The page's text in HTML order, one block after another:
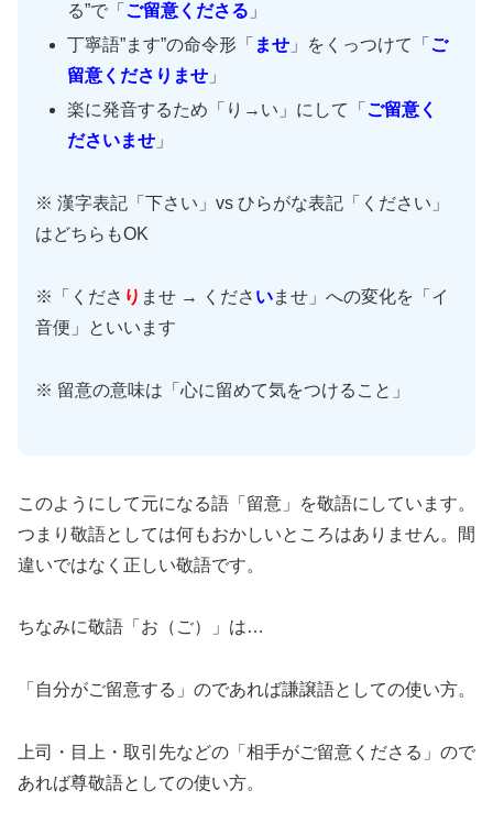
る”で「 ご留意くださる 」
丁寧語”ます”の命令形「 ませ 」をくっつけて「 ご
留意くださりませ 」
楽に発音するため「り→い」にして「 ご留意く
ださいませ 」
※ 漢字表記「下さい」vs ひらがな表記「ください」
はどちらもOK
※「くださ り ませ → くださ いませ」への変化を「イ
音便」といいます
※ 留意の意味は「心に留めて気をつけること」
このようにして元になる語「留意」を敬語にしています。
つまり敬語としては何もおかしいところはありません。間
違いではなく正しい敬語です。
ちなみに敬語「お（ご）」は…
「自分がご留意する」のであれば謙譲語としての使い方。
上司・目上・取引先などの「相手がご留意くださる」ので
あれば尊敬語としての使い方。